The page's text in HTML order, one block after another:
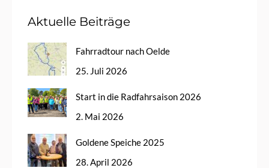
Aktuelle Beiträge
Fahrradtour nach Oelde
25. Juli 2026
Start in die Radfahrsaison 2026
2. Mai 2026
Goldene Speiche 2025
28. April 2026